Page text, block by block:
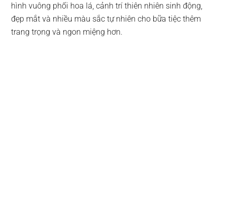
hình vuông phối hoa lá, cảnh trí thiên nhiên sinh động,
đẹp mắt và nhiều màu sắc tự nhiên cho bữa tiệc thêm
trang trọng và ngon miệng hơn.